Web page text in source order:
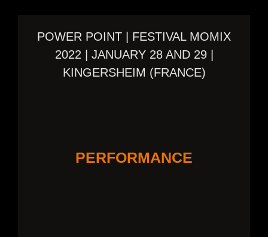
POWER POINT | FESTIVAL MOMIX
2022 | JANUARY 28 AND 29 |
KINGERSHEIM (FRANCE)
PERFORMANCE